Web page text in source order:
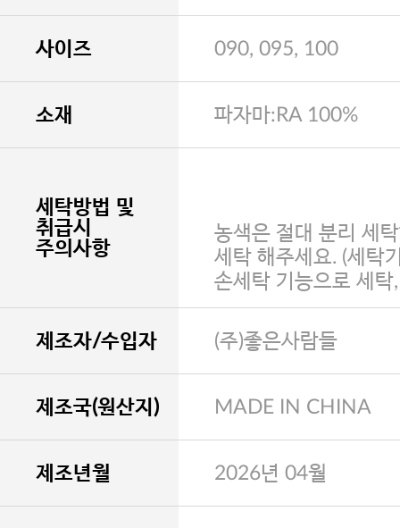
사이즈 090, 095, 100
소재 파자마:RA 100%
세탁방법 및
취급시
주의사항
농색은 절대 분리 세
세탁 해주세요. (세탁
손세탁 기능으로 세탁
제조자/수입자 (주)좋은사람들
제조국(원산지) MADE IN CHINA
제조년월 2026년 04월